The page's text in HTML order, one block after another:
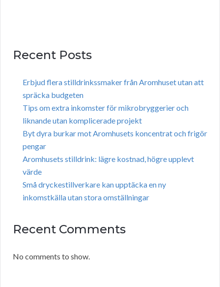
Recent Posts
Erbjud flera stilldrinkssmaker från Aromhuset utan att
spräcka budgeten
Tips om extra inkomster för mikrobryggerier och
liknande utan komplicerade projekt
Byt dyra burkar mot Aromhusets koncentrat och frigör
pengar
Aromhusets stilldrink: lägre kostnad, högre upplevt
värde
Små dryckestillverkare kan upptäcka en ny
inkomstkälla utan stora omställningar
Recent Comments
No comments to show.